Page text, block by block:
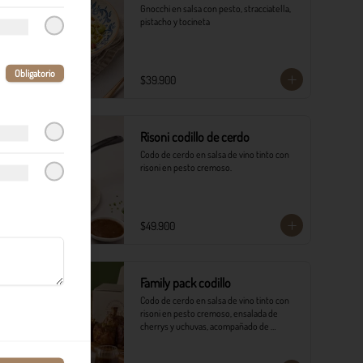
Gnocchi en salsa con pesto, stracciatella,
pistacho y tocineta
$39.900
Risoni codillo de cerdo
Codo de cerdo en salsa de vino tinto con
risoni en pesto cremoso.​
$49.900
Family pack codillo
Codo de cerdo en salsa de vino tinto con
risoni en pesto cremoso, ensalada de
cherrys y uchuvas, acompañado de
Obligatorio